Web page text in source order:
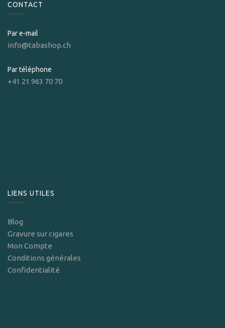
CONTACT
Par e-mail
info@tabashop.ch
Par téléphone
+41 21 963 70 70
LIENS UTILES
Blog
Gravure sur cigares
Mon Compte
Conditions générales
Confidentialité